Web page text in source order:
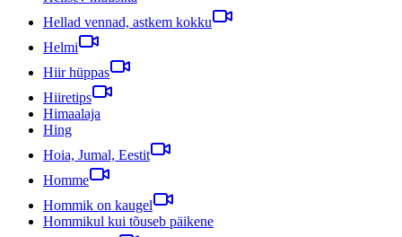
Hellad vennad, astkem kokku
Helmi
Hiir hüppas
Hiiretips
Himaalaja
Hing
Hoia, Jumal, Eestit
Homme
Hommik on kaugel
Hommikul kui tõuseb päikene